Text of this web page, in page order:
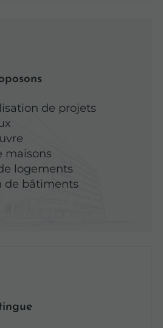
de projets
maisons
logements
de bâtiments